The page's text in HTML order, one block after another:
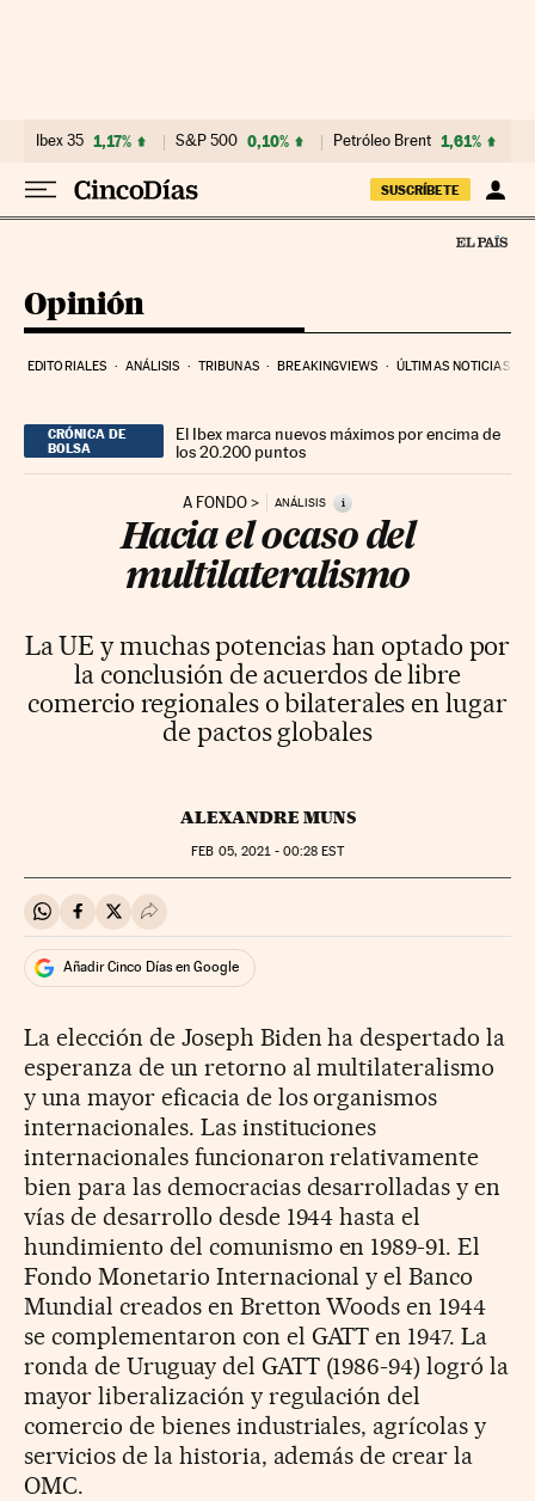
Ibex 35 1,17% S&P 500 0,10% Petróleo Brent 1,61%
SUSCRÍBETE
Opinión
EDITORIALES ANÁLISIS TRIBUNAS BREAKINGVIEWS ÚLTIMAS NOTICIAS
CRÓNICA DE
BOLSA
El Ibex marca nuevos máximos por encima de
los 20.200 puntos
A FONDO ANÁLISIS i
Hacia el ocaso del
multilateralismo
La UE y muchas potencias han optado por
la conclusión de acuerdos de libre
comercio regionales o bilaterales en lugar
de pactos globales
ALEXANDRE MUNS
FEB 05, 2021 - 00:28 EST
Compartir en Whatsapp
Compartir en Facebook
Compartir en Twitter
Desplegar Redes Sociales
Añadir Cinco Días en Google
La elección de Joseph Biden ha despertado la
esperanza de un retorno al multilateralismo
y una mayor eficacia de los organismos
internacionales. Las instituciones
internacionales funcionaron relativamente
bien para las democracias desarrolladas y en
vías de desarrollo desde 1944 hasta el
hundimiento del comunismo en 1989-91. El
Fondo Monetario Internacional y el Banco
Mundial creados en Bretton Woods en 1944
se complementaron con el GATT en 1947. La
ronda de Uruguay del GATT (1986-94) logró la
mayor liberalización y regulación del
comercio de bienes industriales, agrícolas y
servicios de la historia, además de crear la
OMC.